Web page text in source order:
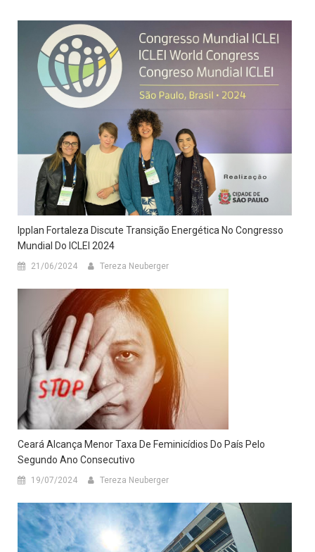
Ipplan Fortaleza Discute Transição Energética No Congresso
Mundial Do ICLEI 2024
21/06/2024 Tereza Neuberger
Ceará Alcança Menor Taxa De Feminicídios Do País Pelo
Segundo Ano Consecutivo
19/07/2024 Tereza Neuberger